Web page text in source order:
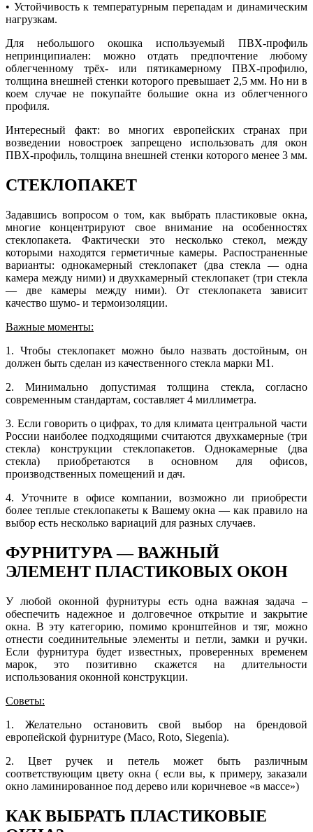
• Устойчивость к температурным перепадам и динамическим
нагрузкам.
Для небольшого окошка используемый ПВХ-профиль
непринципиален: можно отдать предпочтение любому
облегченному трёх- или пятикамерному ПВХ-профилю,
толщина внешней стенки которого превышает 2,5 мм. Но ни в
коем случае не покупайте большие окна из облегченного
профиля.
Интересный факт: во многих европейских странах при
возведении новостроек запрещено использовать для окон
ПВХ-профиль, толщина внешней стенки которого менее 3 мм.
СТЕКЛОПАКЕТ
Задавшись вопросом о том, как выбрать пластиковые окна,
многие концентрируют свое внимание на особенностях
стеклопакета. Фактически это несколько стекол, между
которыми находятся герметичные камеры. Распостраненные
варианты: однокамерный стеклопакет (два стекла — одна
камера между ними) и двухкамерный стеклопакет (три стекла
— две камеры между ними). От стеклопакета зависит
качество шумо- и термоизоляции.
Важные моменты:
1. Чтобы стеклопакет можно было назвать достойным, он
должен быть сделан из качественного стекла марки М1.
2. Минимально допустимая толщина стекла, согласно
современным стандартам, составляет 4 миллиметра.
3. Если говорить о цифрах, то для климата центральной части
России наиболее подходящими считаются двухкамерные (три
стекла) конструкции стеклопакетов. Однокамерные (два
стекла) приобретаются в основном для офисов,
производственных помещений и дач.
4. Уточните в офисе компании, возможно ли приобрести
более теплые стеклопакеты к Вашему окна — как правило на
выбор есть несколько вариаций для разных случаев.
ФУРНИТУРА — ВАЖНЫЙ
ЭЛЕМЕНТ ПЛАСТИКОВЫХ ОКОН
У любой оконной фурнитуры есть одна важная задача –
обеспечить надежное и долговечное открытие и закрытие
окна. В эту категорию, помимо кронштейнов и тяг, можно
отнести соединительные элементы и петли, замки и ручки.
Если фурнитура будет известных, проверенных временем
марок, это позитивно скажется на длительности
использования оконной конструкции.
Советы:
1. Желательно остановить свой выбор на брендовой
европейской фурнитуре (Maco, Roto, Siegenia).
2. Цвет ручек и петель может быть различным
соответствующим цвету окна ( если вы, к примеру, заказали
окно ламинированное под дерево или коричневое «в массе»)
КАК ВЫБРАТЬ ПЛАСТИКОВЫЕ